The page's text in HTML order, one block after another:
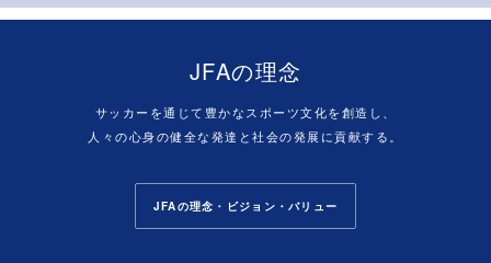
JFAの理念
サッカーを通じて豊かなスポーツ文化を創造し、
人々の心身の健全な発達と社会の発展に貢献する。
JFAの理念・ビジョン・バリュー